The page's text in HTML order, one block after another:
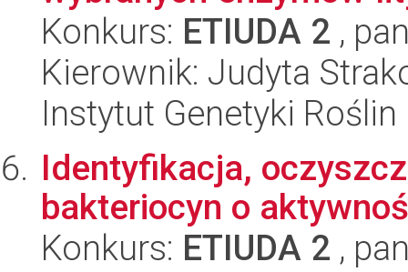
Konkurs: ETIUDA 2 ,
Kierownik: Judyta
Instytut Genetyki Roślin
Identyfikacja,
bakteriocyn o
Konkurs: ETIUDA 2 ,